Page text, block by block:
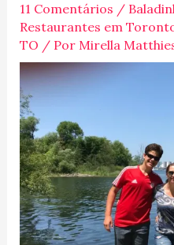
11 Comentários /
Restaurantes em
TO / Por Mirella